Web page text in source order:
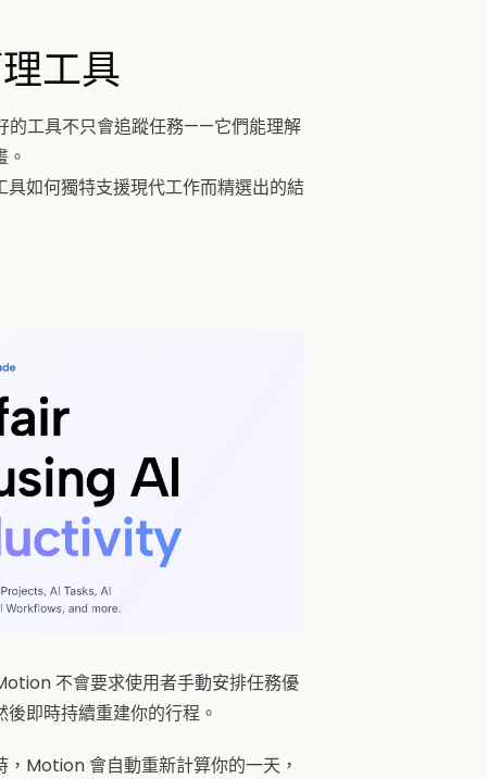
工具
的工具不只會追蹤任務——它們能理解
如何獨特支援現代工作而精選出的結
不會要求使用者手動安排任務優
即時持續重建你的行程。
Motion 會自動重新計算你的一天，